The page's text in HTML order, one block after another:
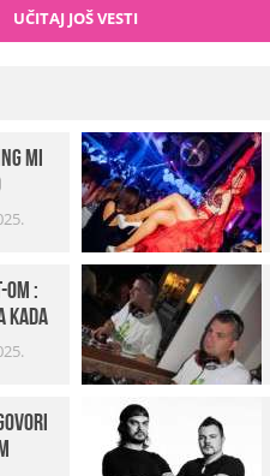
UČITAJ JOŠ VESTI
mi
:
kada